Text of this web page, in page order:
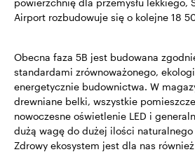
powierzchnię dla przemysłu lekkiego,
Airport rozbudowuje się o kolejne 18
Obecna faza 5B jest budowana
standardami zrównoważonego,
energetycznie budownictwa. W
drewniane belki, wszystkie
nowoczesne oświetlenie LED i
dużą wagę do dużej ilości naturalnego
Zdrowy ekosystem jest dla nas